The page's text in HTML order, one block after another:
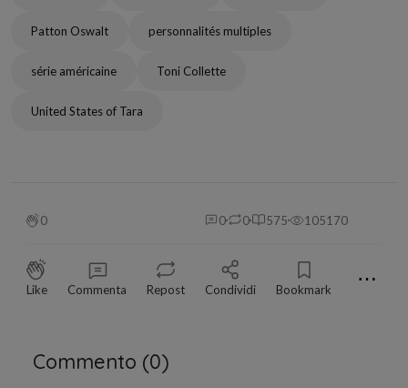
Patton Oswalt personnalités multiples
série américaine Toni Collette
United States of Tara
0 0 0 575 105170
Like Commenta Repost Condividi Bookmark ⋯
Commento (0)